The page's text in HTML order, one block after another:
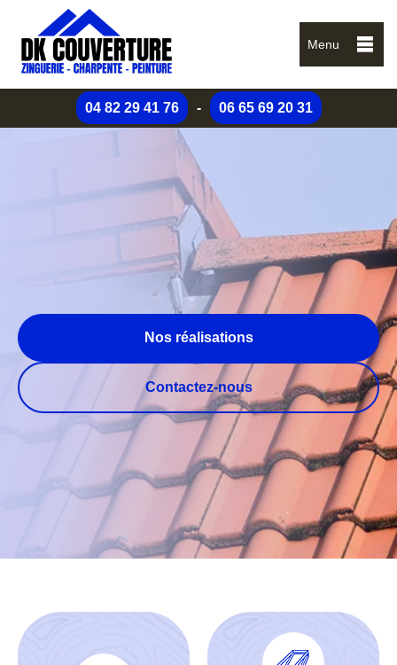
Menu
04 82 29 41 76 - 06 65 69 20 31
Nos réalisations
Contactez-nous